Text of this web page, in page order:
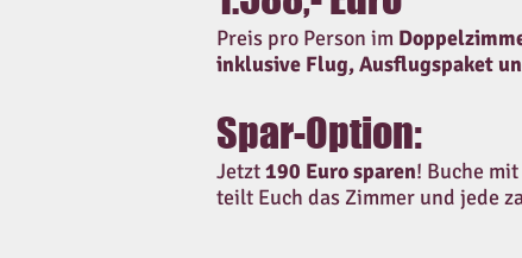
Preis pro Person im
inklusive Flug, Ausflugspaket
Spar-Option:
Jetzt190 Euro sparen! Buche
teilt Euch das Zimmer und jede